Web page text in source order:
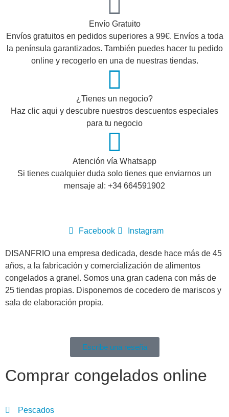
Envío Gratuito
Envíos gratuitos en pedidos superiores a 99€. Envíos a toda
la península garantizados. También puedes hacer tu pedido
online y recogerlo en una de nuestras tiendas.
¿Tienes un negocio?
Haz clic aqui y descubre nuestros descuentos especiales
para tu negocio
Atención vía Whatsapp
Si tienes cualquier duda solo tienes que enviarnos un
mensaje al: +34 664591902
Facebook Instagram
DISANFRIO una empresa dedicada, desde hace más de 45
años, a la fabricación y comercialización de alimentos
congelados a granel. Somos una gran cadena con más de
25 tiendas propias. Disponemos de cocedero de mariscos y
sala de elaboración propia.
Escribe una reseña
Comprar congelados online
Pescados